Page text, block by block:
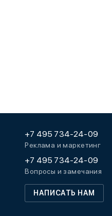
+7 495 734-24-09
Реклама и маркетинг
+7 495 734-24-09
Вопросы и замечания
НАПИСАТЬ НАМ